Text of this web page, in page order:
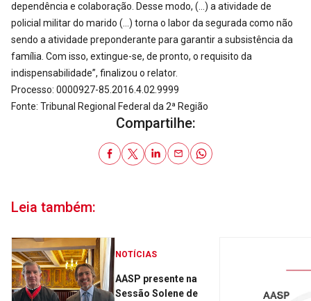
dependência e colaboração. Desse modo, (…) a atividade de
policial militar do marido (…) torna o labor da segurada como não
sendo a atividade preponderante para garantir a subsistência da
família. Com isso, extingue-se, de pronto, o requisito da
indispensabilidade”, finalizou o relator.
Processo: 0000927-85.2016.4.02.9999
Fonte: Tribunal Regional Federal da 2ª Região
Compartilhe:
Leia também:
NOTÍCIAS
AASP presente na
Sessão Solene de